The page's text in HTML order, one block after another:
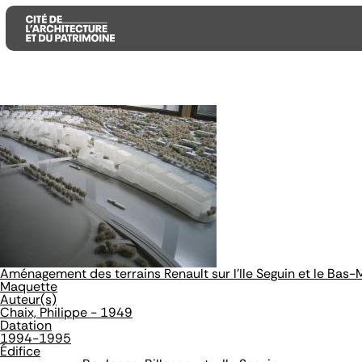
Aller
au
contenu
principal
Aller
au
menu
principal
Aller
à
la
recherche
Aménagement des terrains Renault sur l'Ile Seguin et le Bas-
Maquette
Auteur(s)
Chaix, Philippe - 1949
Datation
1994-1995
Édifice